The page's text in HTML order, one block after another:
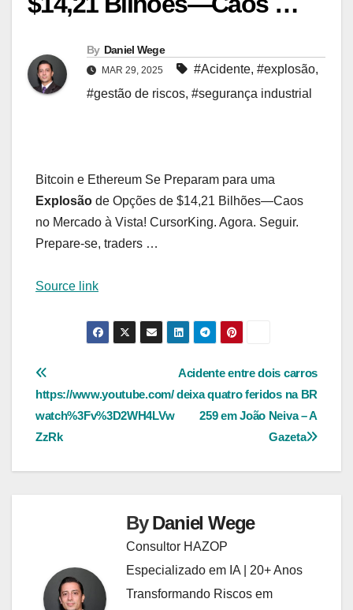
By Daniel Wege
MAR 29, 2025 #Acidente, #explosão,
#gestão de riscos, #segurança industrial
Bitcoin e Ethereum Se Preparam para uma
Explosão de Opções de $14,21 Bilhões—Caos
no Mercado à Vista! CursorKing. Agora. Seguir.
Prepare-se, traders …
Source link
Navegação
de
Post
Acidente entre dois carros
deixa quatro feridos na BR
259 em João Neiva – A
Gazeta
https://www.youtube.com/
watch%3Fv%3D2WH4LVw
ZzRk
ByDaniel Wege
Consultor HAZOP
Especializado em IA | 20+ Anos
Transformando Riscos em